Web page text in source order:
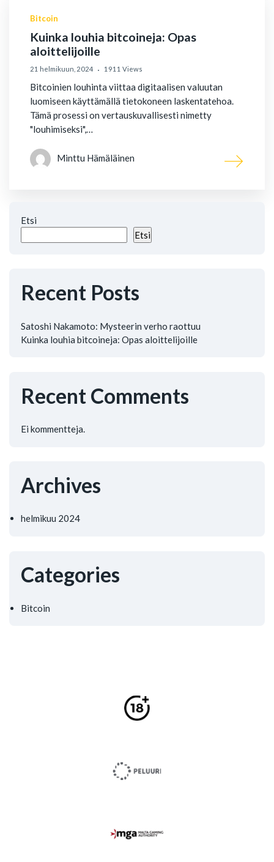
Bitcoin
Kuinka louhia bitcoineja: Opas
aloittelijoille
21 helmikuun, 2024 1911 Views
Bitcoinien louhinta viittaa digitaalisen valuutan
luomiseen käyttämällä tietokoneen laskentatehoa.
Tämä prosessi on vertauskuvallisesti nimetty
"louhimiseksi",…
Minttu Hämäläinen
Etsi
Etsi
Recent Posts
Satoshi Nakamoto: Mysteerin verho raottuu
Kuinka louhia bitcoineja: Opas aloittelijoille
Recent Comments
Ei kommentteja.
Archives
helmikuu 2024
Categories
Bitcoin